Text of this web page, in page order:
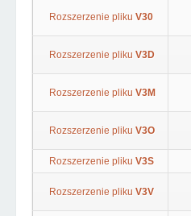
Rozszerzenie pliku V30
Rozszerzenie pliku V3D
Rozszerzenie pliku V3M
Rozszerzenie pliku V3O
Rozszerzenie pliku V3S
Rozszerzenie pliku V3V